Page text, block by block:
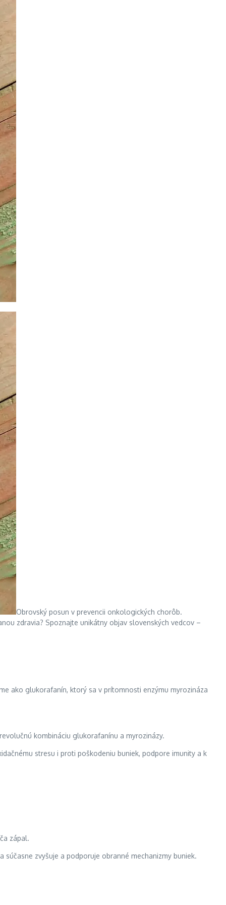
Obrovský posun v prevencii onkologických chorôb.
zdravia? Spoznajte unikátny objav slovenských vedcov –
ako glukorafanín, ktorý sa v prítomnosti enzýmu myrozináza
kombináciu glukorafanínu a myrozinázy.
stresu i proti poškodeniu buniek, podpore imunity a k
zápal.
súčasne zvyšuje a podporuje obranné mechanizmy buniek.